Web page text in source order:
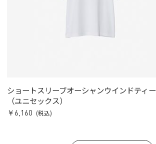
ショートスリーブオーシャンウインドティー
（ユニセックス）
￥6,160 (税込)